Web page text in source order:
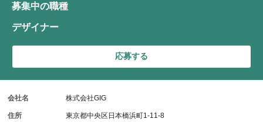
募集中の職種
デザイナー
応募する
会社名 株式会社GIG
住所
東京都中央区日本橋浜町1-11-8